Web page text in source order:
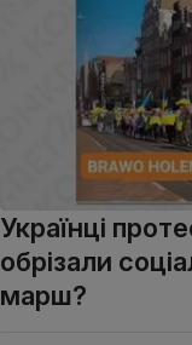
Українці
обрізали
марш?